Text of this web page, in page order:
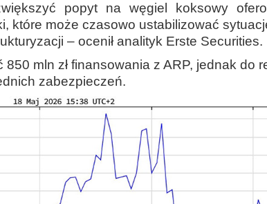
popyt na węgiel koksowy
które może czasowo ustabilizować
– ocenił analityk Erste Securities.
mln zł finansowania z ARP, jednak
zabezpieczeń.